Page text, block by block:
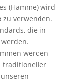
(Hamme) wird
zu verwenden.
die in
werden
traditioneller